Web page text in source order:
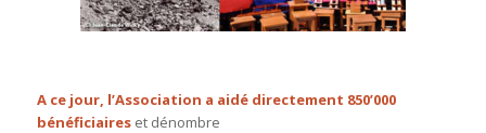
A ce jour, l’Association a aidé directement 850’000
bénéficiaireset dénombre